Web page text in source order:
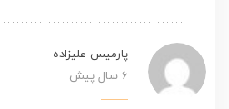
پارمیس علیزاده
6 سال پیش